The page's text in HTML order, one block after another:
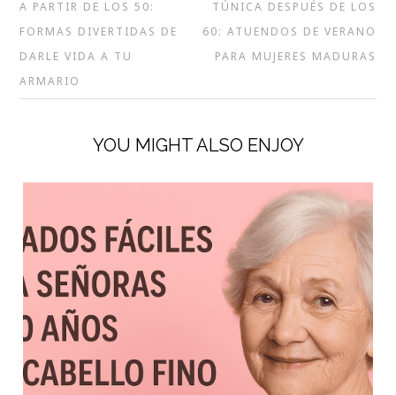
A PARTIR DE LOS 50:
FORMAS DIVERTIDAS DE
DARLE VIDA A TU
ARMARIO
TÚNICA DESPUÉS DE LOS
60: ATUENDOS DE VERANO
PARA MUJERES MADURAS
YOU MIGHT ALSO ENJOY